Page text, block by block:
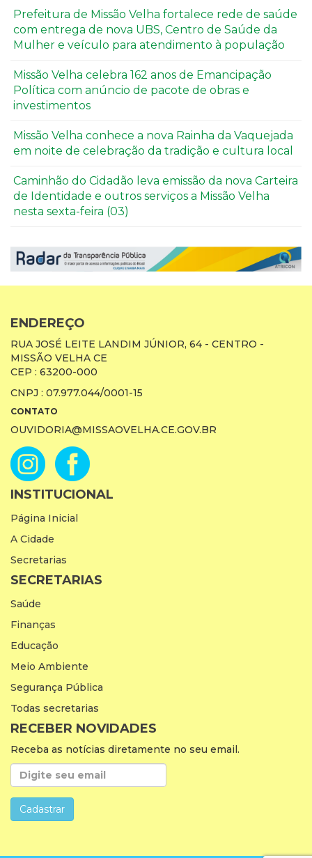
Prefeitura de Missão Velha fortalece rede de saúde
com entrega de nova UBS, Centro de Saúde da
Mulher e veículo para atendimento à população
Missão Velha celebra 162 anos de Emancipação
Política com anúncio de pacote de obras e
investimentos
Missão Velha conhece a nova Rainha da Vaquejada
em noite de celebração da tradição e cultura local
Caminhão do Cidadão leva emissão da nova Carteira
de Identidade e outros serviços a Missão Velha
nesta sexta-feira (03)
ENDEREÇO
RUA JOSÉ LEITE LANDIM JÚNIOR, 64 - CENTRO -
MISSÃO VELHA CE
CEP : 63200-000
CNPJ : 07.977.044/0001-15
CONTATO
OUVIDORIA@MISSAOVELHA.CE.GOV.BR
INSTITUCIONAL
Página Inicial
A Cidade
Secretarias
SECRETARIAS
Saúde
Finanças
Educação
Meio Ambiente
Segurança Pública
Todas secretarias
RECEBER NOVIDADES
Receba as notícias diretamente no seu email.